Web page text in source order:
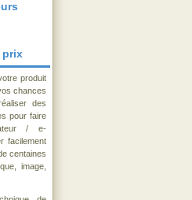
prix
produit
chances
des
pour faire
/ e-
facilement
centaines
image,